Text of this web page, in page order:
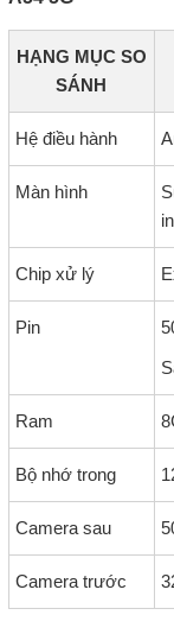
HẠNG MỤC SO
SÁNH
Hệ điều hành
Màn hình
Chip xử lý
Pin
Ram
Bộ nhớ trong
Camera sau
Camera trước